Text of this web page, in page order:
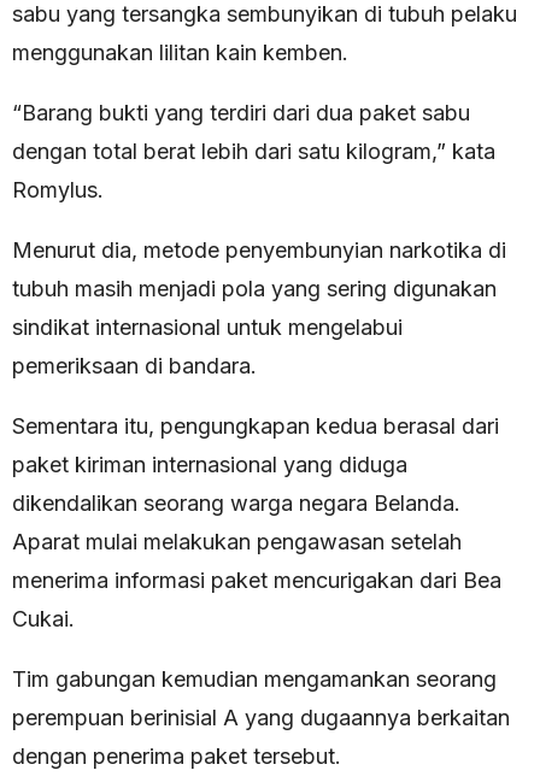
sabu yang tersangka sembunyikan di tubuh pelaku
menggunakan lilitan kain kemben.
“Barang bukti yang terdiri dari dua paket sabu
dengan total berat lebih dari satu kilogram,” kata
Romylus.
Menurut dia, metode penyembunyian narkotika di
tubuh masih menjadi pola yang sering digunakan
sindikat internasional untuk mengelabui
pemeriksaan di bandara.
Sementara itu, pengungkapan kedua berasal dari
paket kiriman internasional yang diduga
dikendalikan seorang warga negara Belanda.
Aparat mulai melakukan pengawasan setelah
menerima informasi paket mencurigakan dari Bea
Cukai.
Tim gabungan kemudian mengamankan seorang
perempuan berinisial A yang dugaannya berkaitan
dengan penerima paket tersebut.